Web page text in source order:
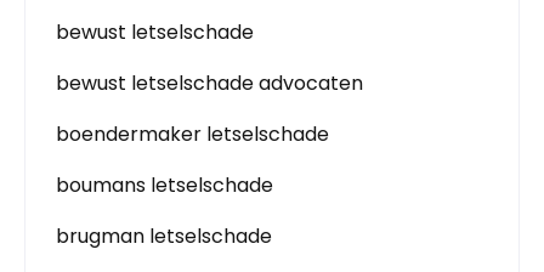
bewust letselschade
bewust letselschade advocaten
boendermaker letselschade
boumans letselschade
brugman letselschade